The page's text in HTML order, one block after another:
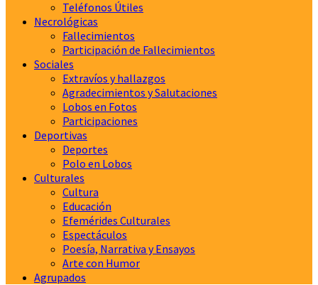
Teléfonos Útiles
Necrológicas
Fallecimientos
Participación de Fallecimientos
Sociales
Extravíos y hallazgos
Agradecimientos y Salutaciones
Lobos en Fotos
Participaciones
Deportivas
Deportes
Polo en Lobos
Culturales
Cultura
Educación
Efemérides Culturales
Espectáculos
Poesía, Narrativa y Ensayos
Arte con Humor
Agrupados